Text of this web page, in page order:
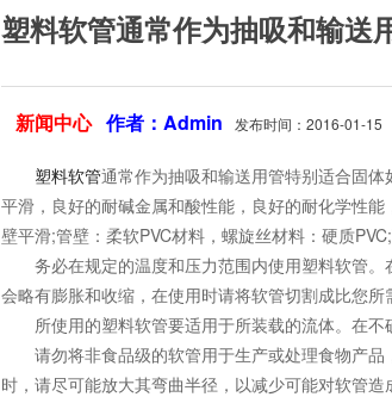
塑料软管通常作为抽吸和输送
新闻中心 作者：Admin 发布时间：2016-01-15
塑料软管通常作为抽吸和输送用管特别适合固
平滑，良好的耐碱金属和酸性能，良好的耐化学性
壁平滑;管壁：柔软PVC材料，螺旋丝材料：硬质
务必在规定的温度和压力范围内使用塑料软管。
会略有膨胀和收缩，在使用时请将软管切割成比您所
所使用的塑料软管要适用于所装载的流体。在不
请勿将非食品级的软管用于生产或处理食物产品
时，请尽可能放大其弯曲半径，以减少可能对软管造